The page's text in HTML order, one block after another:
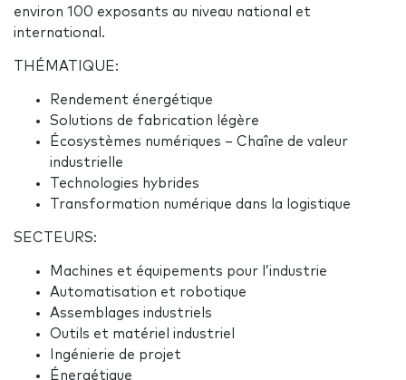
environ 100 exposants au niveau national et
international.
THÉMATIQUE:
Rendement énergétique
Solutions de fabrication légère
Écosystèmes numériques – Chaîne de valeur
industrielle
Technologies hybrides
Transformation numérique dans la logistique
SECTEURS:
Machines et équipements pour l’industrie
Automatisation et robotique
Assemblages industriels
Outils et matériel industriel
Ingénierie de projet
Énergétique